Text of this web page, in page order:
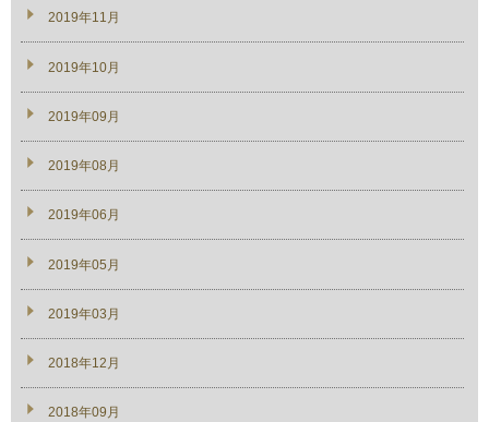
2019年11月
2019年10月
2019年09月
2019年08月
2019年06月
2019年05月
2019年03月
2018年12月
2018年09月